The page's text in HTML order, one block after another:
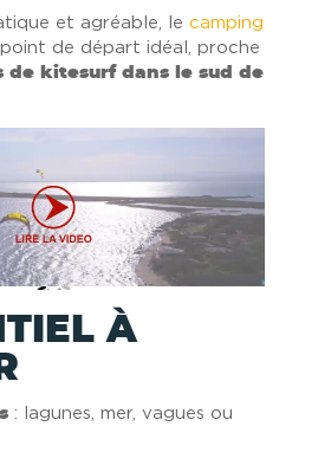
et agréable, le camping
de départ idéal, proche
de kitesurf dans le sud de
À
: lagunes, mer, vagues ou